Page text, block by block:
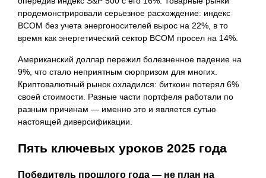
продемонстрировали серьезное расхождение: индекс
BCOM без учета энергоносителей вырос на 22%, в то
время как энергетический сектор BCOM просел на 14%.
Американский доллар пережил болезненное падение на
9%, что стало неприятным сюрпризом для многих.
Криптовалютный рынок охладился: биткоин потерял 6%
своей стоимости. Разные части портфеля работали по
разным причинам — именно это и является сутью
настоящей диверсификации.
Пять ключевых уроков 2025 года
Победитель прошлого года — не план на